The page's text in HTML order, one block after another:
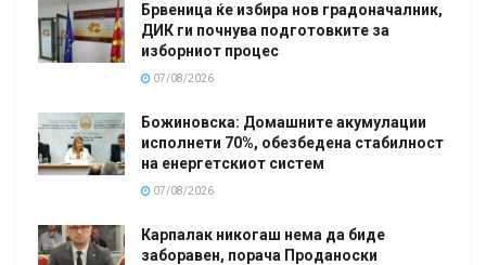
Брвеница ќе избира нов градоначалник,
ДИК ги почнува подготовките за
изборниот процес
07/08/2026
Божиновска: Домашните акумулации
исполнети 70%, обезбедена стабилност
на енергетскиот систем
07/08/2026
Карпалак никогаш нема да биде
заборавен, порача Проданоски